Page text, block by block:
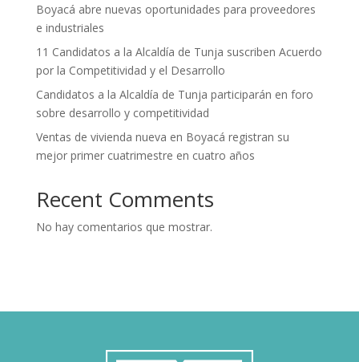
Boyacá abre nuevas oportunidades para proveedores
e industriales
11 Candidatos a la Alcaldía de Tunja suscriben Acuerdo
por la Competitividad y el Desarrollo
Candidatos a la Alcaldía de Tunja participarán en foro
sobre desarrollo y competitividad
Ventas de vivienda nueva en Boyacá registran su
mejor primer cuatrimestre en cuatro años
Recent Comments
No hay comentarios que mostrar.